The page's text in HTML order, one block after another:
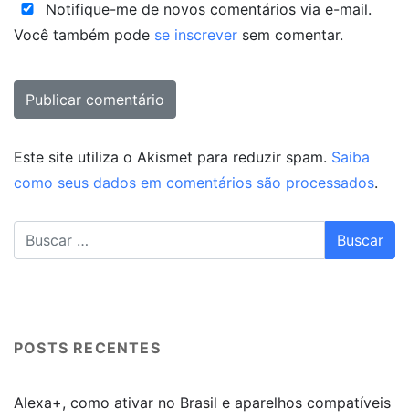
Notifique-me de novos comentários via e-mail.
Você também pode se inscrever sem comentar.
Este site utiliza o Akismet para reduzir spam. Saiba
como seus dados em comentários são processados.
POSTS RECENTES
Alexa+, como ativar no Brasil e aparelhos compatíveis